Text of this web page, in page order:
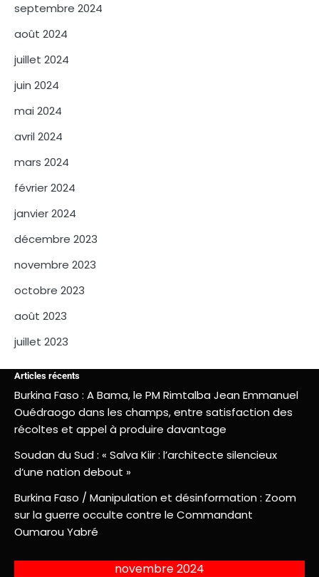
septembre 2024
août 2024
juillet 2024
juin 2024
mai 2024
avril 2024
mars 2024
février 2024
janvier 2024
décembre 2023
novembre 2023
octobre 2023
août 2023
juillet 2023
Articles récents
Burkina Faso : A Bama, le PM Rimtalba Jean Emmanuel
Ouédraogo dans les champs, entre satisfaction des
récoltes et appel à produire davantage
Soudan du Sud : « Salva Kiir : l’architecte silencieux
d’une nation debout »
Burkina Faso / Manipulation et désinformation : Zoom
sur la guerre occulte contre le Commandant
Oumarou Yabré
novembre 2024